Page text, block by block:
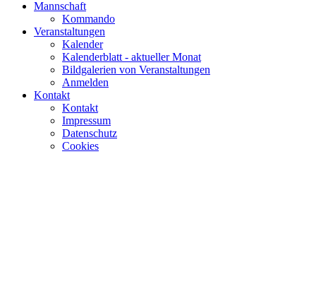
Mannschaft
Kommando
Veranstaltungen
Kalender
Kalenderblatt - aktueller Monat
Bildgalerien von Veranstaltungen
Anmelden
Kontakt
Kontakt
Impressum
Datenschutz
Cookies